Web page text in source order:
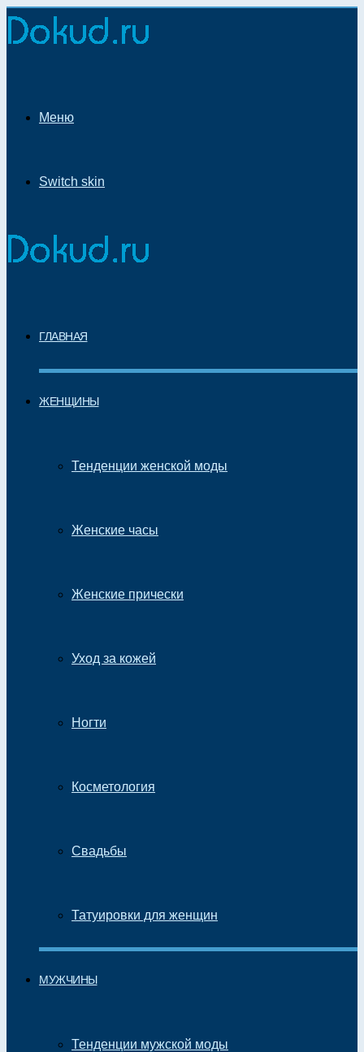
Меню
Switch skin
ГЛАВНАЯ
ЖЕНЩИНЫ
Тенденции женской моды
Женские часы
Женские прически
Уход за кожей
Ногти
Косметология
Свадьбы
Татуировки для женщин
МУЖЧИНЫ
Тенденции мужской моды